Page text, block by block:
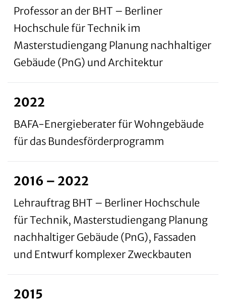
Professor an der BHT – Berliner
Hochschule für Technik im
Masterstudiengang Planung nachhaltiger
Gebäude (PnG) und Architektur
2022
BAFA-Energieberater für Wohngebäude
für das Bundesförderprogramm
2016 – 2022
Lehrauftrag BHT – Berliner Hochschule
für Technik, Masterstudiengang Planung
nachhaltiger Gebäude (PnG), Fassaden
und Entwurf komplexer Zweckbauten
2015